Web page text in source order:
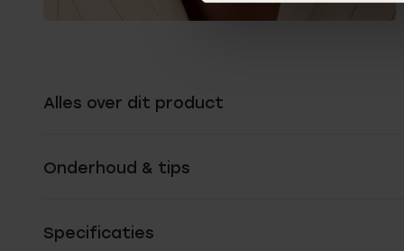
Alles over dit product
Onderhoud & tips
Specificaties